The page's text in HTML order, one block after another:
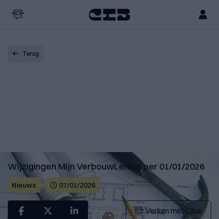
Terug
Wijzigingen Mijn VerbouwLening per 01/01/2026
Nieuws 07/01/2026
Verken met Cibie